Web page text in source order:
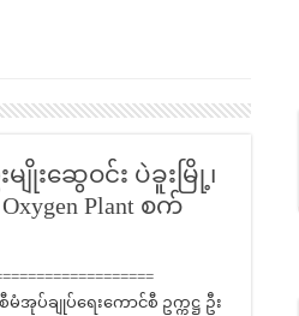
ျိုးဆွေဝင်း ပဲခူးမြို့၊
Plant စက်
အုပ်ချုပ်ရေးကောင်စီ ဥက္ကဋ္ဌ ဦး